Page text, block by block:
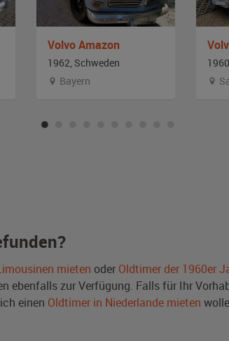
Volvo Amazon
1962, Schweden
Bayern
mieten oder Oldtimer der 1960er
ebenfalls zur Verfügung. Falls für Ihr
einen Oldtimer in Niederlande mieten